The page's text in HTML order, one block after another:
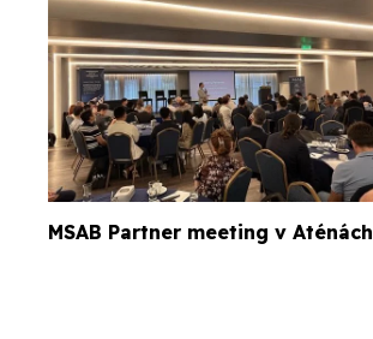
MSAB Partner meeting v Aténách